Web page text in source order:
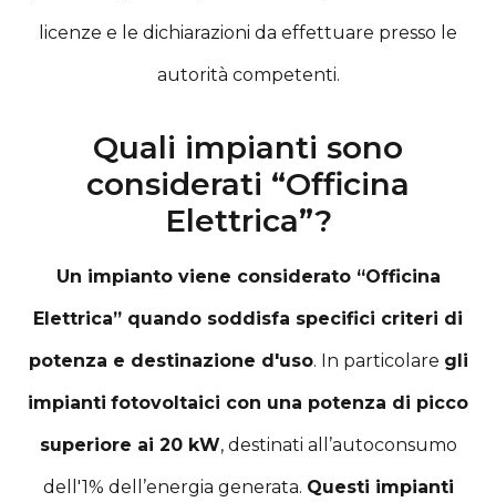
licenze e le dichiarazioni da effettuare presso le
autorità competenti.
Quali impianti sono
considerati “Officina
Elettrica”?
Un impianto viene considerato “Officina
Elettrica” quando soddisfa specifici criteri di
potenza e destinazione d'uso. In particolare gli
impianti fotovoltaici con una potenza di picco
superiore ai 20 kW, destinati all’autoconsumo
dell'1% dell’energia generata. Questi impianti